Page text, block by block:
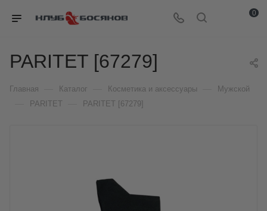
0
PARITET [67279]
Главная Каталог Косметика и аксессуары Мужской
PARITET PARITET [67279]